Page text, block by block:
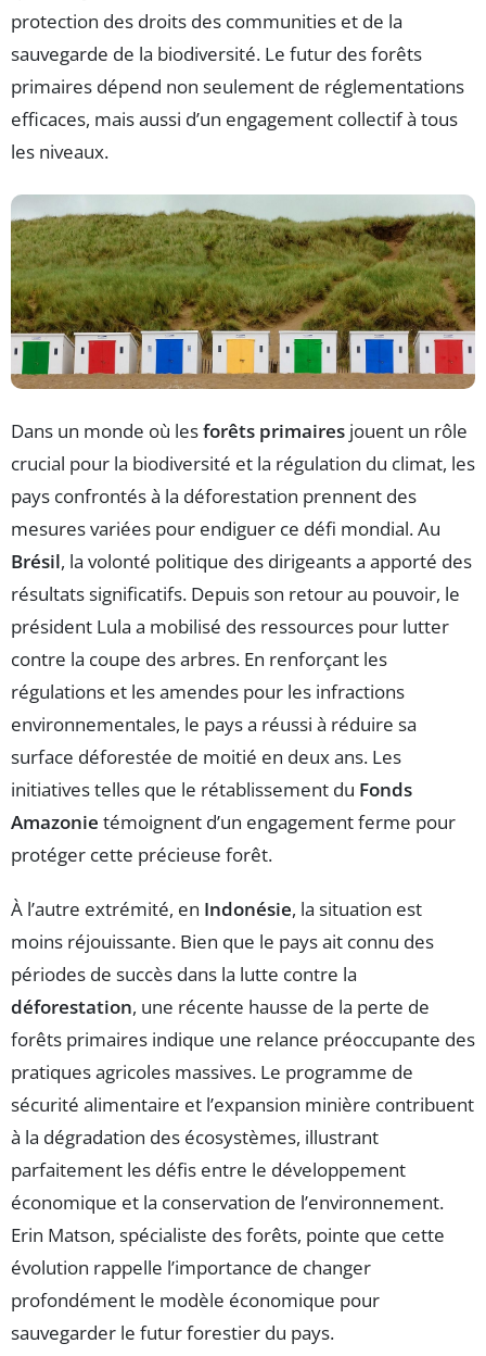
protection des droits des communities et de la
sauvegarde de la biodiversité. Le futur des forêts
primaires dépend non seulement de réglementations
efficaces, mais aussi d’un engagement collectif à tous
les niveaux.
Dans un monde où lesforêts primaires jouent un rôle
crucial pour la biodiversité et la régulation du climat, les
pays confrontés à la déforestation prennent des
mesures variées pour endiguer ce défi mondial. Au
Brésil, la volonté politique des dirigeants a apporté des
résultats significatifs. Depuis son retour au pouvoir, le
président Lula a mobilisé des ressources pour lutter
contre la coupe des arbres. En renforçant les
régulations et les amendes pour les infractions
environnementales, le pays a réussi à réduire sa
surface déforestée de moitié en deux ans. Les
initiatives telles que le rétablissement du Fonds
Amazonie témoignent d’un engagement ferme pour
protéger cette précieuse forêt.
À l’autre extrémité, en Indonésie, la situation est
moins réjouissante. Bien que le pays ait connu des
périodes de succès dans la lutte contre la
déforestation, une récente hausse de la perte de
forêts primaires indique une relance préoccupante des
pratiques agricoles massives. Le programme de
sécurité alimentaire et l’expansion minière contribuent
à la dégradation des écosystèmes, illustrant
parfaitement les défis entre le développement
économique et la conservation de l’environnement.
Erin Matson, spécialiste des forêts, pointe que cette
évolution rappelle l’importance de changer
profondément le modèle économique pour
sauvegarder le futur forestier du pays.